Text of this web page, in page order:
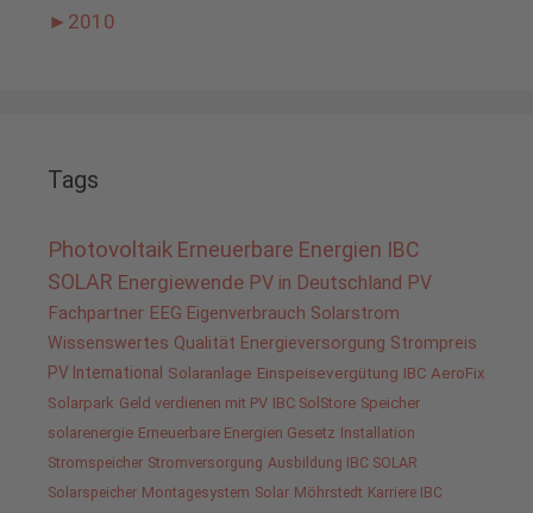
► 2010
Tags
Photovoltaik Erneuerbare Energien IBC
SOLAR Energiewende PV in Deutschland PV
Fachpartner EEG Eigenverbrauch Solarstrom
Wissenswertes Qualität Energieversorgung Strompreis
PV International Solaranlage Einspeisevergütung IBC AeroFix
Solarpark Geld verdienen mit PV IBC SolStore Speicher
solarenergie Erneuerbare Energien Gesetz Installation
Stromspeicher Stromversorgung Ausbildung IBC SOLAR
Solarspeicher Montagesystem Solar Möhrstedt Karriere IBC